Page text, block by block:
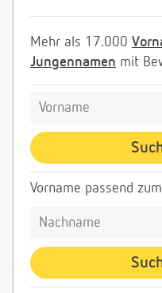
Mehr als 17.000
Jungennamen mit
Vorname passend zum